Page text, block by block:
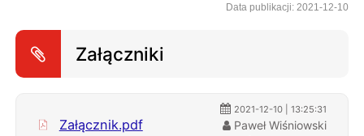
Data publikacji: 2021-12-10
Załączniki
Załącznik.pdf
2021-12-10 | 13:25:31
Paweł Wiśniowski